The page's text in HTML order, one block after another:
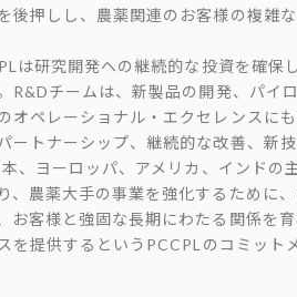
後押しし、農薬関連のお客様の複雑
は研究開発への継続的な投資を確保
R&Dチームは、新製品の開発、パイ
オペレーショナル・エクセレンスにも
ートナーシップ、継続的な改善、新
、ヨーロッパ、アメリカ、インドの
、農薬大手の事業を強化するために
お客様と強固な長期にわたる関係を
を提供するというPCCPLのコミット